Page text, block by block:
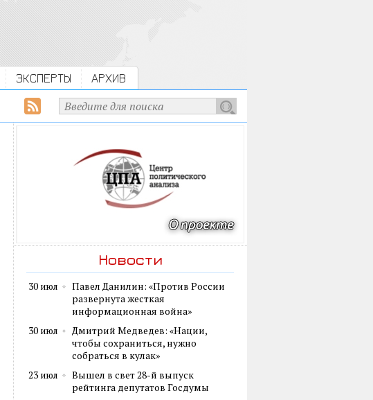
ЭКСПЕРТЫ АРХИВ
Новости
30 июл
Павел Данилин: «Против России
развернута жесткая
информационная война»
30 июл
Дмитрий Медведев: «Нации,
чтобы сохраниться, нужно
собраться в кулак»
23 июл
Вышел в свет 28-й выпуск
рейтинга депутатов Госдумы